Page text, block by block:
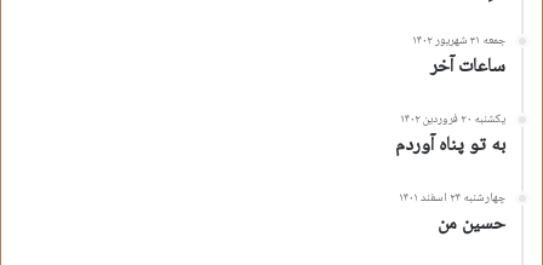
جمعه ۳۱ شهریور ۱۴۰۲
ساعات آخر
یکشنبه ۲۰ فروردین ۱۴۰۲
به تو پناه آوردم
چهارشنبه ۲۴ اسفند ۱۴۰۱
حسین من